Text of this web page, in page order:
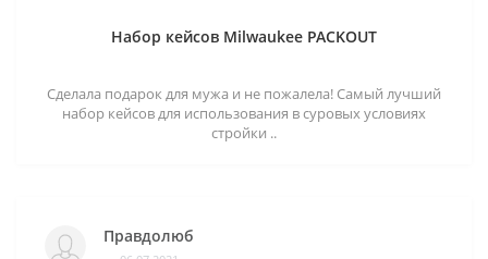
Набор кейсов Milwaukee PACKOUT
Сделала подарок для мужа и не пожалела! Самый лучший
набор кейсов для использования в суровых условиях
стройки ..
Правдолюб